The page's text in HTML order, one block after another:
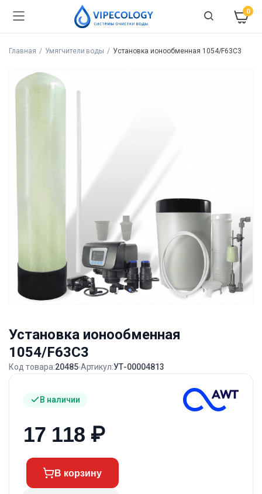
0
Главная Умягчители воды Установка ионообменная 1054/F63C3
Установка ионообменная
1054/F63C3
Код товара:20485 Артикул:УТ-00004813
В наличии
17 118 ₽
В корзину